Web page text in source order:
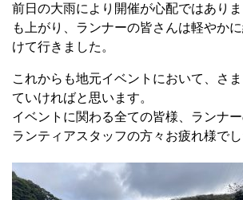
前日の大雨により開催が心配ではあり
も上がり、ランナーの皆さんは軽やか
けて行きました。
これからも地元イベントにおいて、さ
ていければと思います。
イベントに関わる全ての皆様、ランナ
ランティアスタッフの方々お疲れ様でし